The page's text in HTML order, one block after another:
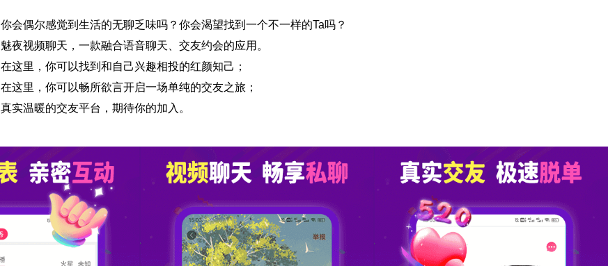
你会偶尔感觉到生活的无聊乏味吗？你会渴望找到一个不一样的Ta吗？
魅夜视频聊天，一款融合语音聊天、交友约会的应用。
在这里，你可以找到和自己兴趣相投的红颜知己；
在这里，你可以畅所欲言开启一场单纯的交友之旅；
真实温暖的交友平台，期待你的加入。